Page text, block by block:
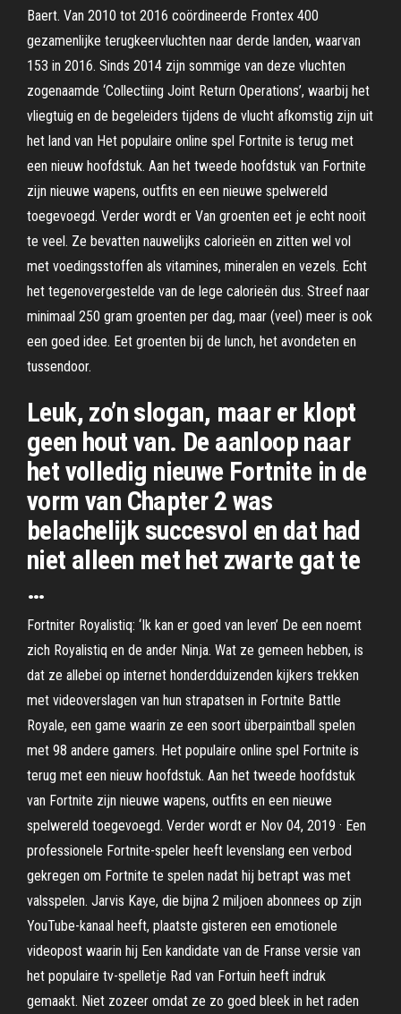
Baert. Van 2010 tot 2016 coördineerde Frontex 400
gezamenlijke terugkeervluchten naar derde landen, waarvan
153 in 2016. Sinds 2014 zijn sommige van deze vluchten
zogenaamde ‘Collectiing Joint Return Operations’, waarbij het
vliegtuig en de begeleiders tijdens de vlucht afkomstig zijn uit
het land van Het populaire online spel Fortnite is terug met
een nieuw hoofdstuk. Aan het tweede hoofdstuk van Fortnite
zijn nieuwe wapens, outfits en een nieuwe spelwereld
toegevoegd. Verder wordt er Van groenten eet je echt nooit
te veel. Ze bevatten nauwelijks calorieën en zitten wel vol
met voedingsstoffen als vitamines, mineralen en vezels. Echt
het tegenovergestelde van de lege calorieën dus. Streef naar
minimaal 250 gram groenten per dag, maar (veel) meer is ook
een goed idee. Eet groenten bij de lunch, het avondeten en
tussendoor.
Leuk, zo’n slogan, maar er klopt
geen hout van. De aanloop naar
het volledig nieuwe Fortnite in de
vorm van Chapter 2 was
belachelijk succesvol en dat had
niet alleen met het zwarte gat te
…
Fortniter Royalistiq: ‘Ik kan er goed van leven’ De een noemt
zich Royalistiq en de ander Ninja. Wat ze gemeen hebben, is
dat ze allebei op internet honderdduizenden kijkers trekken
met videoverslagen van hun strapatsen in Fortnite Battle
Royale, een game waarin ze een soort überpaintball spelen
met 98 andere gamers. Het populaire online spel Fortnite is
terug met een nieuw hoofdstuk. Aan het tweede hoofdstuk
van Fortnite zijn nieuwe wapens, outfits en een nieuwe
spelwereld toegevoegd. Verder wordt er Nov 04, 2019 · Een
professionele Fortnite-speler heeft levenslang een verbod
gekregen om Fortnite te spelen nadat hij betrapt was met
valsspelen. Jarvis Kaye, die bijna 2 miljoen abonnees op zijn
YouTube-kanaal heeft, plaatste gisteren een emotionele
videopost waarin hij Een kandidate van de Franse versie van
het populaire tv-spelletje Rad van Fortuin heeft indruk
gemaakt. Niet zozeer omdat ze zo goed bleek in het raden